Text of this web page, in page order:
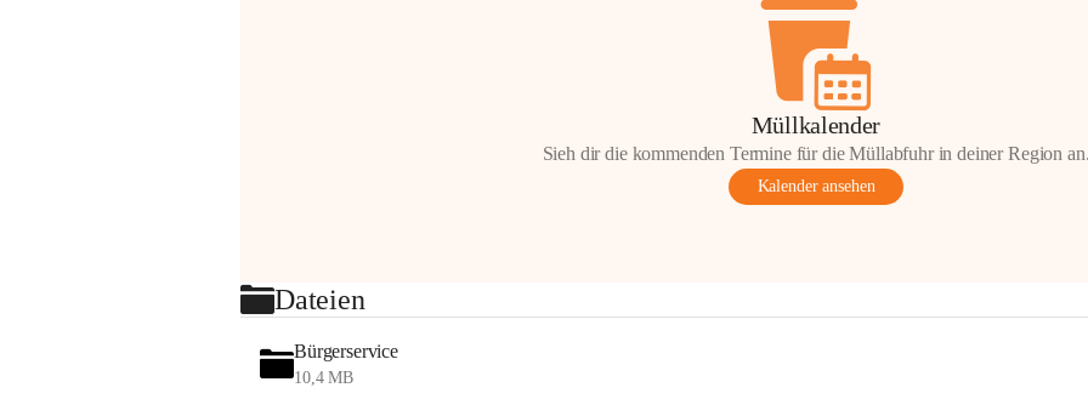
Müllkalender
Sieh dir die kommenden Termine für die Müllabfuhr in deiner Region
Kalender ansehen
Dateien
Bürgerservice
10,4 MB